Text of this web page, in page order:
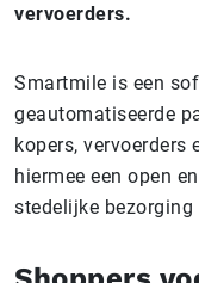
vervoerders.
Smartmile is een
geautomatiseerde
kopers, vervoerders
hiermee een open
stedelijke bezorging